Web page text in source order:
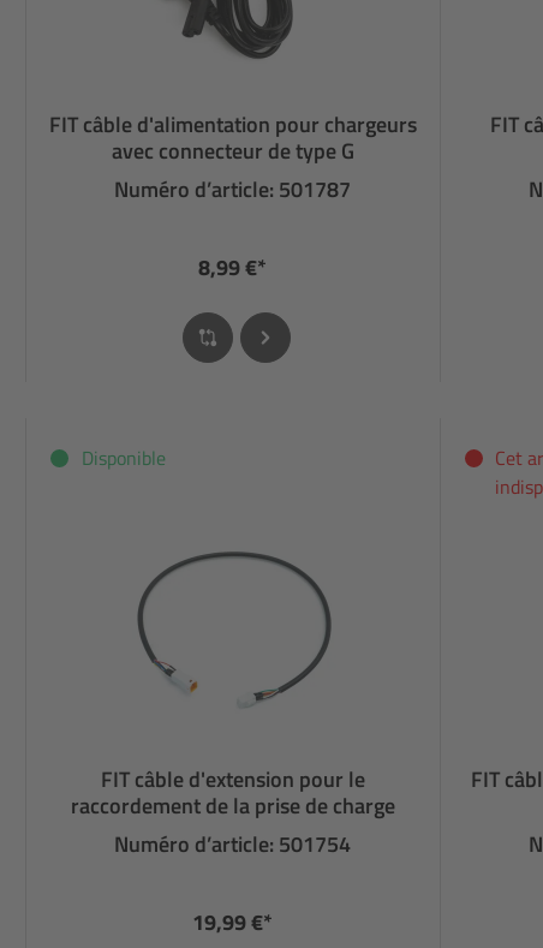
FIT câble d'alimentation pour chargeurs
avec connecteur de type G
Numéro d’article: 501787
8,99 €*
FIT
Disponible
FIT câble d'extension pour le
raccordement de la prise de charge
Numéro d’article: 501754
19,99 €*
Cet
FIT